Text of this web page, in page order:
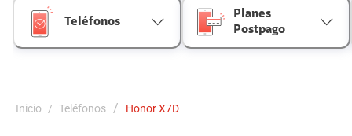
Teléfonos
Planes
Postpago
Inicio / Teléfonos / Honor X7D